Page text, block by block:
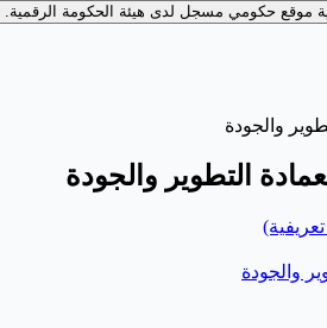
موقع حكومي مسجل لدى هيئة الحكومة الرقمية.
والجودة
التطوير والجودة
والجودة